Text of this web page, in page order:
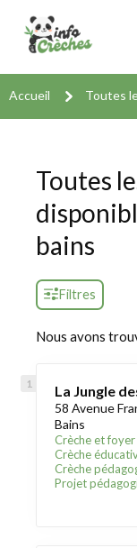
Accueil Toutes
Toutes
bains
Filtres
Nous avons
La Jungle
58 Avenue
Bains
Crèche et
Crèche
Crèche
Projet